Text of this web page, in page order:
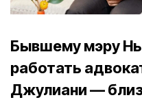
Бывшему мэру
работать
Джулиани —